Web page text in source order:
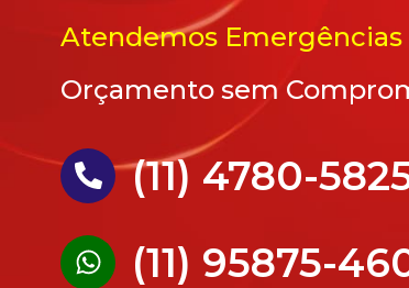
Atendemos Emergências
Orçamento sem
(11) 4780-
(11) 95875-